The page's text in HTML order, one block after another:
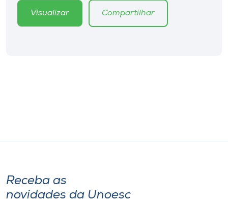
Editora
Visualizar Compartilhar
Receba as
novidades da Unoesc